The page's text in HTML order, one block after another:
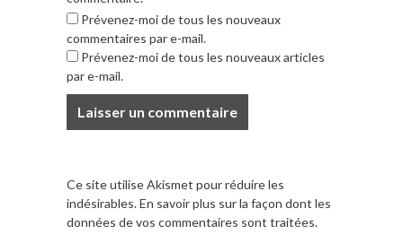
Prévenez-moi de tous les nouveaux
commentaires par e-mail.
Prévenez-moi de tous les nouveaux articles
par e-mail.
Ce site utilise Akismet pour réduire les
indésirables.En savoir plus sur la façon dont les
données de vos commentaires sont traitées.